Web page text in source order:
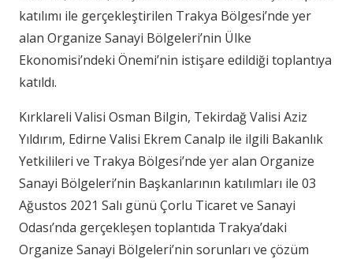
katılımı ile gerçekleştirilen Trakya Bölgesi’nde yer
alan Organize Sanayi Bölgeleri’nin Ülke
Ekonomisi’ndeki Önemi’nin istişare edildiği toplantıya
katıldı.
Kırklareli Valisi Osman Bilgin, Tekirdağ Valisi Aziz
Yıldırım, Edirne Valisi Ekrem Canalp ile ilgili Bakanlık
Yetkilileri ve Trakya Bölgesi’nde yer alan Organize
Sanayi Bölgeleri’nin Başkanlarının katılımları ile 03
Ağustos 2021 Salı günü Çorlu Ticaret ve Sanayi
Odası’nda gerçekleşen toplantıda Trakya’daki
Organize Sanayi Bölgeleri’nin sorunları ve çözüm